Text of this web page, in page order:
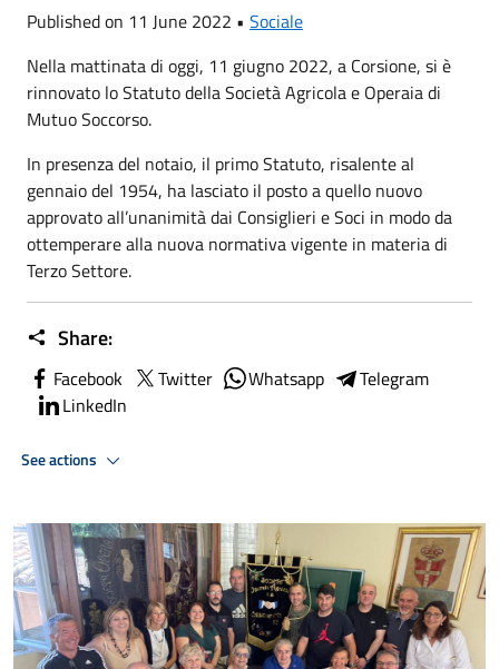
Published on 11 June 2022 • Sociale
Nella mattinata di oggi, 11 giugno 2022, a Corsione, si è
rinnovato lo Statuto della Società Agricola e Operaia di
Mutuo Soccorso.
In presenza del notaio, il primo Statuto, risalente al
gennaio del 1954, ha lasciato il posto a quello nuovo
approvato all’unanimità dai Consiglieri e Soci in modo da
ottemperare alla nuova normativa vigente in materia di
Terzo Settore.
Share:
Facebook Twitter Whatsapp
Telegram
LinkedIn
See actions